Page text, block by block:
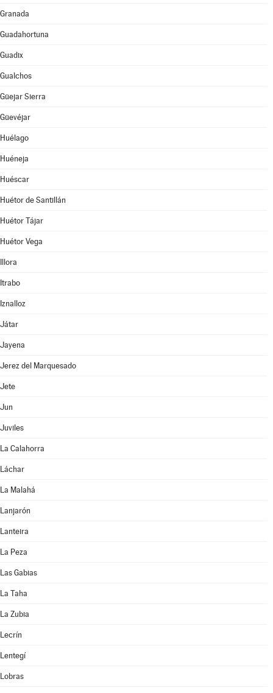
Granada
Guadahortuna
Guadix
Gualchos
Güejar Sierra
Güevéjar
Huélago
Huéneja
Huéscar
Huétor de Santillán
Huétor Tájar
Huétor Vega
Illora
Itrabo
Iznalloz
Játar
Jayena
Jerez del Marquesado
Jete
Jun
Juviles
La Calahorra
Láchar
La Malahá
Lanjarón
Lanteira
La Peza
Las Gabias
La Taha
La Zubia
Lecrín
Lentegí
Lobras